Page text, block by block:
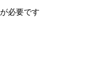
必要です